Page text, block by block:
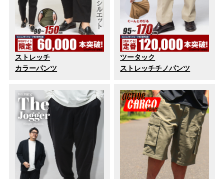
ストレッチ
カラーパンツ
ツータック
ストレッチチノパンツ